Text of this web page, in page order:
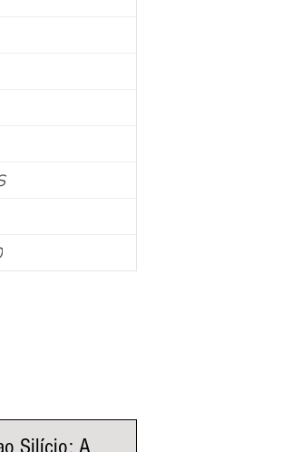
Silício: A
em grandes eventos é aprovado em
Municipal de Belo Horizonte aprovou em 1º turno,
2026, que torna obrigatória a disponibilização de
a 5 mil pessoas. Sargento Jalyson (PL) disse que a